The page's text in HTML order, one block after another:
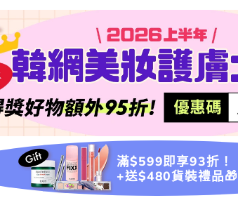
滿$599即享93折！
+送$480貨裝禮品🎁